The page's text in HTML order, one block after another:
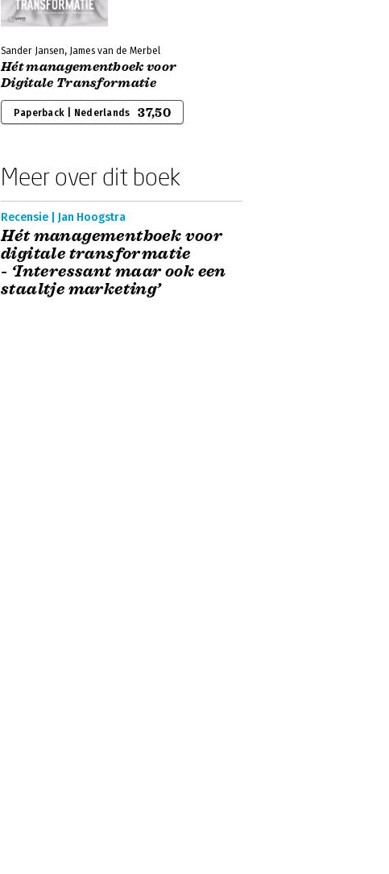
Sander Jansen, James van de Merbel
Hét managementboek voor
Digitale Transformatie
Paperback | Nederlands 37,50
Meer over dit boek
Recensie | Jan Hoogstra
Hét managementboek voor
digitale transformatie
- ‘Interessant maar ook een
staaltje marketing’